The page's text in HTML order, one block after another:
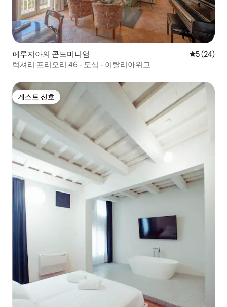
페루지아의 콘도미니엄 평점 5점(5
5 (24)
럭셔리 프리오리 46 - 도심 - 이탈리아위고
게스트 선호
게스트 선호